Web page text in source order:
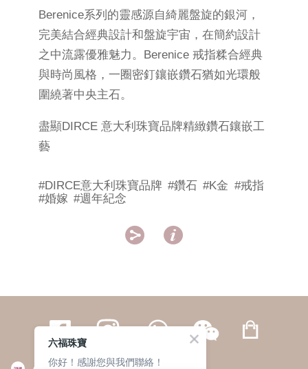
Berenice系列的靈感源自綺麗盤旋的銀河，
完美結合經典設計和盤旋宇宙，在簡約設計
之中流露優雅魅力。Berenice 戒指糅合經典
與時尚風格，一圈密釘鑲嵌鑽石猶如光環般
圍繞著中央主石。
盡顯DIRCE 意大利珠寶品牌精緻鑽石鑲嵌工
藝
#DIRCE意大利珠寶品牌 #鑽石 #K金 #戒指
#婚嫁 #週年紀念
 
六福珠寶
你好！感謝您與我們聯絡！